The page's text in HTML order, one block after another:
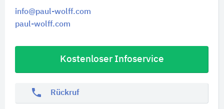
info@paul-wolff.com
paul-wolff.com
Kostenloser Infoservice
phone Rückruf